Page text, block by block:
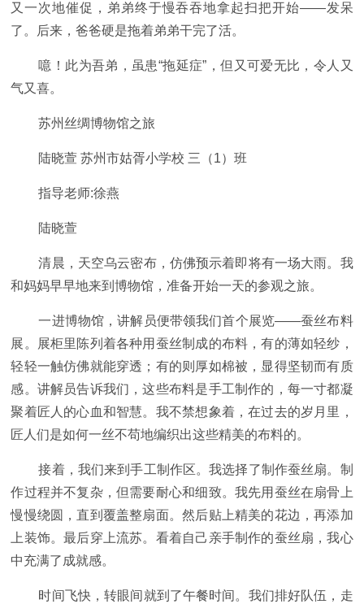
又一次地催促，弟弟终于慢吞吞地拿起扫把开始——发呆
了。后来，爸爸硬是拖着弟弟干完了活。
噫！此为吾弟，虽患“拖延症”，但又可爱无比，令人又
气又喜。
苏州丝绸博物馆之旅
陆晓萱 苏州市姑胥小学校 三（1）班
指导老师:徐燕
陆晓萱
清晨，天空乌云密布，仿佛预示着即将有一场大雨。我
和妈妈早早地来到博物馆，准备开始一天的参观之旅。
一进博物馆，讲解员便带领我们首个展览——蚕丝布料
展。展柜里陈列着各种用蚕丝制成的布料，有的薄如轻纱，
轻轻一触仿佛就能穿透；有的则厚如棉被，显得坚韧而有质
感。讲解员告诉我们，这些布料是手工制作的，每一寸都凝
聚着匠人的心血和智慧。我不禁想象着，在过去的岁月里，
匠人们是如何一丝不苟地编织出这些精美的布料的。
接着，我们来到手工制作区。我选择了制作蚕丝扇。制
作过程并不复杂，但需要耐心和细致。我先用蚕丝在扇骨上
慢慢绕圆，直到覆盖整扇面。然后贴上精美的花边，再添加
上装饰。最后穿上流苏。看着自己亲手制作的蚕丝扇，我心
中充满了成就感。
时间飞快，转眼间就到了午餐时间。我们排好队伍，走